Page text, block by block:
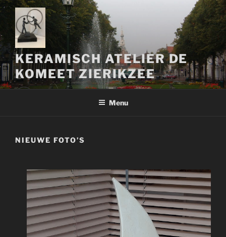
Naar
inhoud
springen
KERAMISCH ATELIER DE
KOMEET ZIERIKZEE
Menu
NIEUWE FOTO’S